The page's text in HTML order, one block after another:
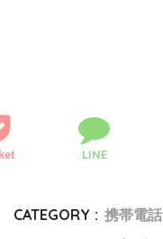
LINE
CATEGORY : 携帯電話